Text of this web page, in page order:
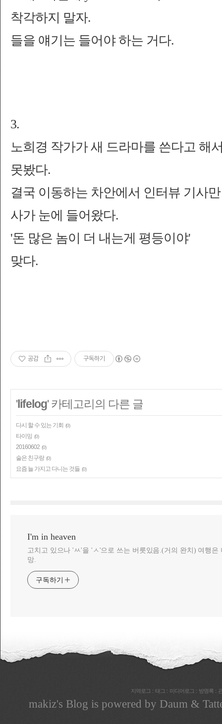
착각하지 말자.
들을 얘기는 들어야 하는 거다.
3.
노희경 작가가 새 드라마를 쓴다고 해
못봤다.
결국 이동하는 차안에서 인터뷰 기사
사가 눈에 들어왔다.
'돈 많은 놈이 더 내는게 평등이야'
맞다.
공감 구독하기
'lifelog' 카테고리의 다른 글
다시 할 수 있는 기회 (0)
타이밍 (0)
20160602 (0)
술은 친구랑 (0)
요즘 늘 가지고 다니는 것들 (0)
I'm in heaven
고치고 있으나 'ㅆ'을 'ㅅ'으로 쓰는 버릇있음.(거의 완치) 여행
망.
구독하기
지역로그: 태그: 미디어로그: 방명록:
makiz's Blog is powered by Daum &